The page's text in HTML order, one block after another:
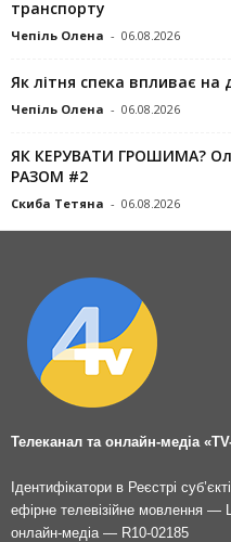
транспорту
Чепіль Олена - 06.08.2026
Як літня спека впливає
Чепіль Олена - 06.08.2026
ЯК КЕРУВАТИ ГРОШИМА?
РАЗОМ #2
Скиба Тетяна - 06.08.2026
Телеканал та онлайн-медіа
Ідентифікатори в Реєстрі
ефірне телевізійне мовлення —
онлайн-медіа — R10-02185